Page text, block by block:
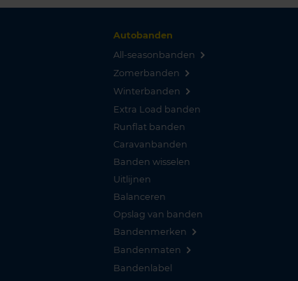
Autobanden
All-seasonbanden
Zomerbanden
Winterbanden
Extra Load banden
Runflat banden
Caravanbanden
Banden wisselen
Uitlijnen
Balanceren
Opslag van banden
Bandenmerken
Bandenmaten
Bandenlabel